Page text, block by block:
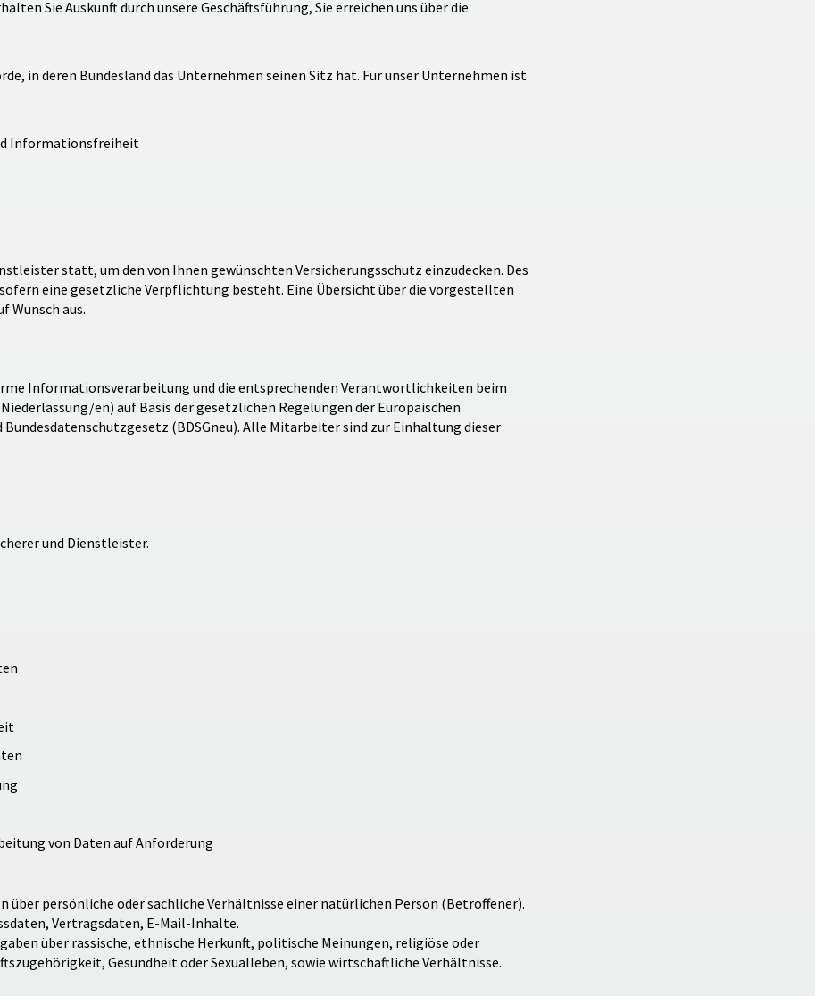
Sie Auskunft durch unsere Geschäftsführung, Sie erreichen uns über die
in deren Bundesland das Unternehmen seinen Sitz hat. Für unser Unternehmen ist
Informationsfreiheit
statt, um den von Ihnen gewünschten Versicherungsschutz einzudecken. Des
eine gesetzliche Verpflichtung besteht. Eine Übersicht über die vorgestellten
Wunsch aus.
Informationsverarbeitung und die entsprechenden Verantwortlichkeiten beim
en) auf Basis der gesetzlichen Regelungen der Europäischen
Bundesdatenschutzgesetz (BDSGneu). Alle Mitarbeiter sind zur Einhaltung dieser
und Dienstleister.
von Daten auf Anforderung
über persönliche oder sachliche Verhältnisse einer natürlichen Person (Betroffener).
Vertragsdaten, E-Mail-Inhalte.
über rassische, ethnische Herkunft, politische Meinungen, religiöse oder
Gesundheit oder Sexualleben, sowie wirtschaftliche Verhältnisse.